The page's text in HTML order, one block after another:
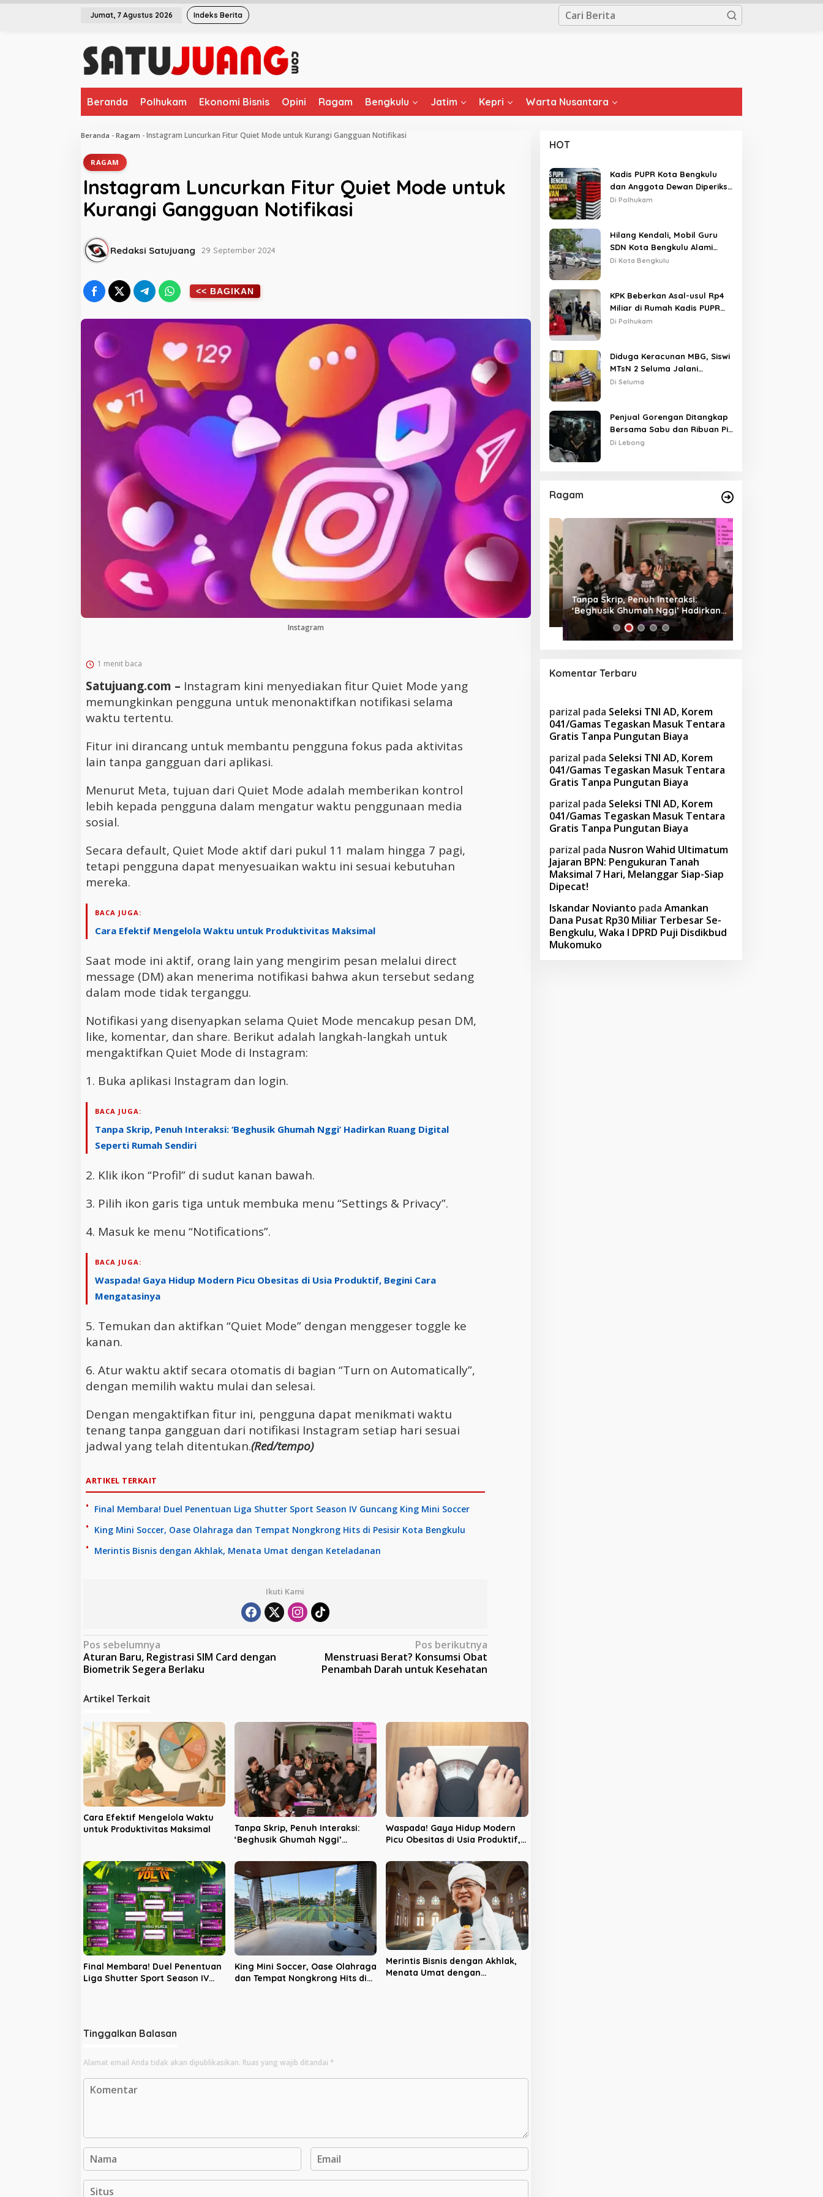
L
Jumat, 7 Agustus 2026 Indeks Berita
Beranda Polhukam Ekonomi Bisnis Opini Ragam Bengkulu Jatim Kepri Warta Nusantara
Beranda - Ragam - Instagram Luncurkan Fitur Quiet Mode untuk Kurangi Gangguan Notifikasi
RAGAM
Instagram Luncurkan Fitur Quiet Mode untuk
Kurangi Gangguan Notifikasi
Redaksi Satujuang 29 September 2024
Instagram
1 menit baca
Satujuang.com – Instagram kini menyediakan fitur Quiet Mode yang
memungkinkan pengguna untuk menonaktifkan notifikasi selama
waktu tertentu.
Fitur ini dirancang untuk membantu pengguna fokus pada aktivitas
lain tanpa gangguan dari aplikasi.
Menurut Meta, tujuan dari Quiet Mode adalah memberikan kontrol
lebih kepada pengguna dalam mengatur waktu penggunaan media
sosial.
Secara default, Quiet Mode aktif dari pukul 11 malam hingga 7 pagi,
tetapi pengguna dapat menyesuaikan waktu ini sesuai kebutuhan
mereka.
BACA JUGA:
Cara Efektif Mengelola Waktu untuk Produktivitas Maksimal
Saat mode ini aktif, orang lain yang mengirim pesan melalui direct
message (DM) akan menerima notifikasi bahwa akun tersebut sedang
dalam mode tidak terganggu.
Notifikasi yang disenyapkan selama Quiet Mode mencakup pesan DM,
like, komentar, dan share. Berikut adalah langkah-langkah untuk
mengaktifkan Quiet Mode di Instagram:
1. Buka aplikasi Instagram dan login.
BACA JUGA:
Tanpa Skrip, Penuh Interaksi: ‘Beghusik Ghumah Nggi’ Hadirkan Ruang Digital
Seperti Rumah Sendiri
2. Klik ikon “Profil” di sudut kanan bawah.
3. Pilih ikon garis tiga untuk membuka menu “Settings & Privacy”.
4. Masuk ke menu “Notifications”.
BACA JUGA:
Waspada! Gaya Hidup Modern Picu Obesitas di Usia Produktif, Begini Cara
Mengatasinya
5. Temukan dan aktifkan “Quiet Mode” dengan menggeser toggle ke
kanan.
6. Atur waktu aktif secara otomatis di bagian “Turn on Automatically”,
dengan memilih waktu mulai dan selesai.
Dengan mengaktifkan fitur ini, pengguna dapat menikmati waktu
tenang tanpa gangguan dari notifikasi Instagram setiap hari sesuai
jadwal yang telah ditentukan.(Red/tempo)
ARTIKEL TERKAIT
Final Membara! Duel Penentuan Liga Shutter Sport Season IV Guncang King Mini Soccer
King Mini Soccer, Oase Olahraga dan Tempat Nongkrong Hits di Pesisir Kota Bengkulu
Merintis Bisnis dengan Akhlak, Menata Umat dengan Keteladanan
Ikuti Kami
N
a
i
a
s
i
p
o
s
Pos sebelumnya
Aturan Baru, Registrasi SIM Card dengan
Biometrik Segera Berlaku
Pos berikutnya
Menstruasi Berat? Konsumsi Obat
Penambah Darah untuk Kesehatan
Artikel Terkait
Cara Efektif Mengelola Waktu
untuk Produktivitas Maksimal
Tanpa Skrip, Penuh Interaksi:
‘Beghusik Ghumah Nggi’
Rumah Sendiri
Waspada! Gaya Hidup Modern
Picu Obesitas di Usia Produktif,
Final Membara! Duel Penentuan
Liga Shutter Sport Season IV
King Mini Soccer, Oase Olahraga
dan Tempat Nongkrong Hits di
Merintis Bisnis dengan Akhlak,
Menata Umat dengan
Tinggalkan Balasan
Alamat email Anda tidak akan dipublikasikan. Ruas yang wajib ditandai *
HOT
Kadis PUPR Kota Bengkulu
dan Anggota Dewan Diperiksa
KPK Hari Ini
Di Polhukam
Hilang Kendali, Mobil Guru
SDN Kota Bengkulu Alami
Tabrakan Beruntun di Lampu
Di Kota Bengkulu
KPK Beberkan Asal-usul Rp4
Miliar di Rumah Kadis PUPR
Kota Bengkulu
Di Polhukam
Diduga Keracunan MBG, Siswi
MTsN 2 Seluma Jalani
Perawatan Intensif di RSUD
Di Seluma
Penjual Gorengan Ditangkap
Bersama Sabu dan Ribuan Pil,
Nama Oknum APH Disebut
Di Lebong
Ragam
Cara Efektif Mengelola Waktu untuk
Produktivitas Maksimal
Tanpa Skrip, Penuh Interaksi:
‘Beghusik Ghumah Nggi’ Hadirkan
Ruang Digital Seperti Rumah Sendiri
Komentar Terbaru
parizal pada Seleksi TNI AD, Korem
041/Gamas Tegaskan Masuk Tentara
Gratis Tanpa Pungutan Biaya
parizal pada Seleksi TNI AD, Korem
041/Gamas Tegaskan Masuk Tentara
Gratis Tanpa Pungutan Biaya
parizal pada Seleksi TNI AD, Korem
041/Gamas Tegaskan Masuk Tentara
Gratis Tanpa Pungutan Biaya
parizal pada Nusron Wahid Ultimatum
Jajaran BPN: Pengukuran Tanah
Maksimal 7 Hari, Melanggar Siap-Siap
Dipecat!
Iskandar Novianto pada Amankan
Dana Pusat Rp30 Miliar Terbesar Se-
Bengkulu, Waka I DPRD Puji Disdikbud
Mukomuko